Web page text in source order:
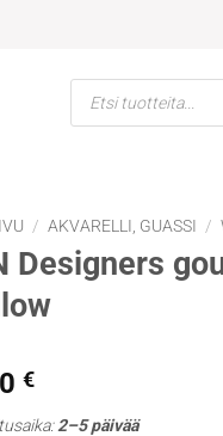
ja helpompi maksaminen
Products
search
/ AKVARELLI, GUASSI /
Designers
€
2–5 päivää